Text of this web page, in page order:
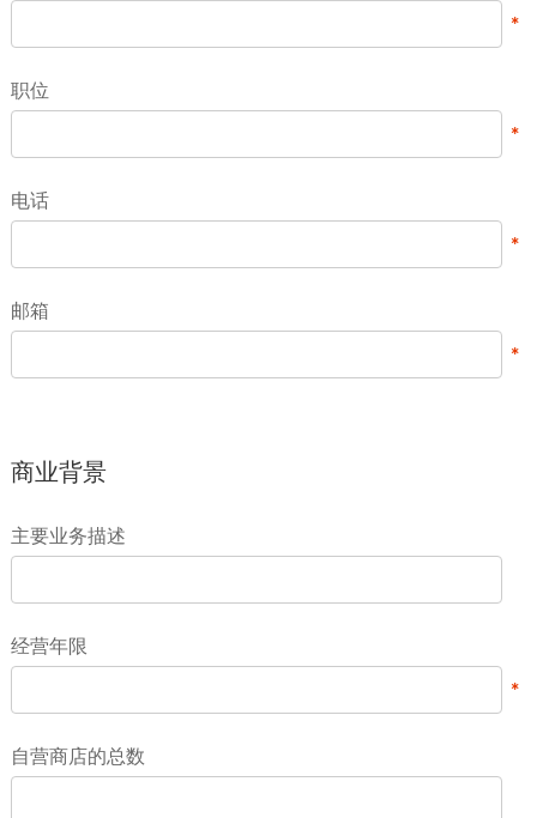
职位
电话
邮箱
商业背景
主要业务描述
经营年限
自营商店的总数